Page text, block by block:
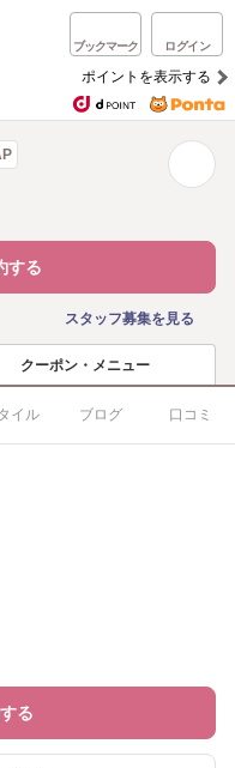
ブックマーク ログイン
ポイントを表示する
する
スタッフ募集を見る
クーポン・メニュー
イル ブログ 口コミ
る